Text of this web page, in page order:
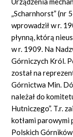
„Scharnhorst” (nr
wprowadził w r.
płynną, którą
w r. 1909. Na
Górniczych Król.
został na
Górnictwa Min.
należał do
Hutniczego”. T.r.
kotłami parowymi
Polskich